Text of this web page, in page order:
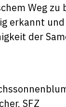
Weg
erkannt
der
SFZ